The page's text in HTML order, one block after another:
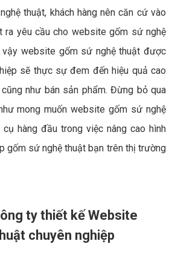
thuật, khách hàng nên căn cứ vào
ra yêu cầu cho website gốm sứ nghệ
vậy website gốm sứ nghệ thuật được
sẽ thực sự đem đến hiệu quả cao
như bán sản phẩm. Đừng bỏ qua
mong muốn website gốm sứ nghệ
hàng đầu trong việc nâng cao hình
gốm sứ nghệ thuật bạn trên thị trường
ty thiết kế Website
chuyên nghiệp